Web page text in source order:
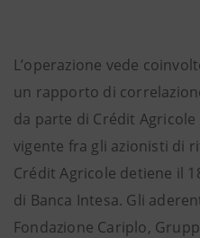
L’operazione vede
un rapporto di
da parte di Crédit
vigente fra gli azionisti di
Crédit Agricole detiene il
di Banca Intesa. Gli
Fondazione Cariplo,